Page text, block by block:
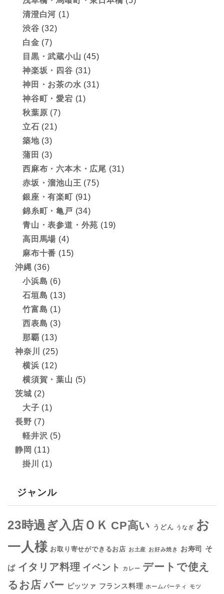
清澄白河 (1)
渋谷 (32)
白金 (7)
目黒・武蔵小山 (45)
神楽坂・四谷 (31)
神田・お茶の水 (31)
神谷町・愛宕 (1)
秋葉原 (7)
立石 (21)
築地(3)
蒲田 (3)
西麻布・六本木・広尾 (31)
赤坂・溜池山王 (75)
銀座・有楽町 (91)
錦糸町・亀戸 (34)
青山・表参道・外苑 (19)
高田馬場 (4)
麻布十番 (15)
沖縄 (36)
小浜島 (6)
石垣島 (13)
竹富島 (1)
西表島 (3)
那覇 (13)
神奈川
(25)
横浜 (12)
横須賀・葉山 (5)
茨城 (2)
大子 (1)
長野 (7)
軽井沢 (5)
静岡 (11)
掛川
(1)
ジャンル
23時過ぎ入店ＯＫ CP高い うどん うなぎ お
一人様 お取り寄せができるお店 お土産 お好み焼き お寿司 そ
ば イタリア料理 イベント カレー デートで使え
るお店 バー ピッツァ フランス料理 ホームパーティ モツ